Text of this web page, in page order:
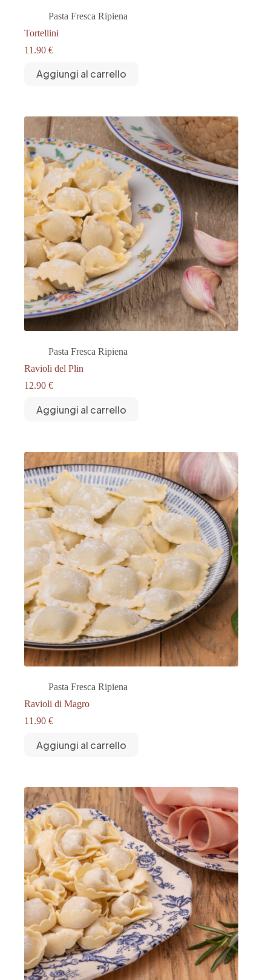
Pasta Fresca Ripiena
Tortellini
11.90 €
Aggiungi al carrello
Pasta Fresca Ripiena
Ravioli del Plin
12.90 €
Aggiungi al carrello
Pasta Fresca Ripiena
Ravioli di Magro
11.90 €
Aggiungi al carrello